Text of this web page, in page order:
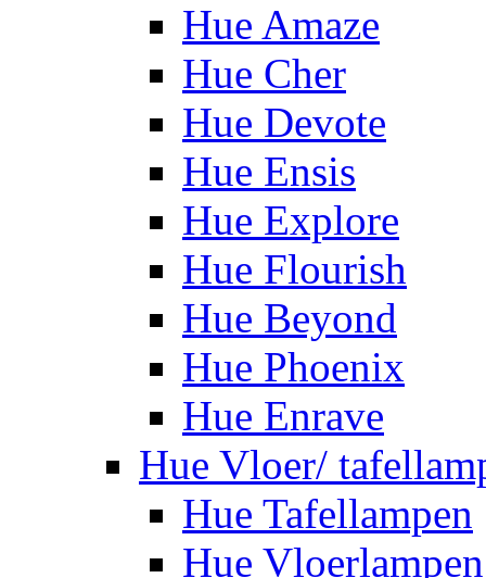
Hue Amaze
Hue Cher
Hue Devote
Hue Ensis
Hue Explore
Hue Flourish
Hue Beyond
Hue Phoenix
Hue Enrave
Hue Vloer/
Hue Tafellampen
Hue Vloerlampen